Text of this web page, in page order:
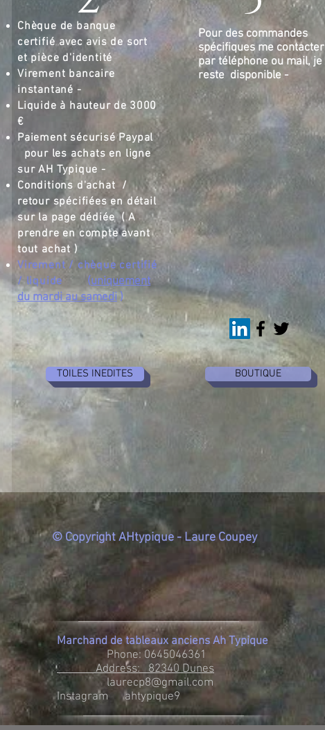
Chèque de banque
certifié,,avec avis de sort
et pièce d'identité
Virement bancaire
instantané -
Liquide à hauteur de 3000
€
Paiement sécurisé Paypal
pour les achats en ligne
sur AH Typique -
Conditions d'achat /
retour spécifiées en détail
sur la page dédiée ( A
prendre en compte avant
tout achat )
Virement / chèque certifié
/ liquide
(uniquement
du mardi au samedi )
TOILES INEDITES
Pour des commandes
spécifiques me contacter
par téléphone ou mail, je
reste disponible -
BOUTIQUE
© Copyright AHtypique - Laure Coupey
Marchand de tableaux anciens Ah Typique
Phone: 0645046361
Address: 82340 Dunes
laurecp8@gmail.com
Instagram ahtypique9